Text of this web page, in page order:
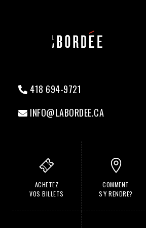
418 694-9721
INFO@LABORDEE.CA
ACHETEZ
VOS BILLETS
COMMENT
S'Y RENDRE?